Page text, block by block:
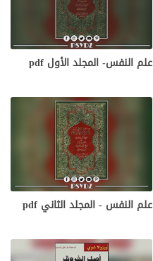
علم النفس- المجلد الأول pdf
علم النفس - المجلد الثاني pdf